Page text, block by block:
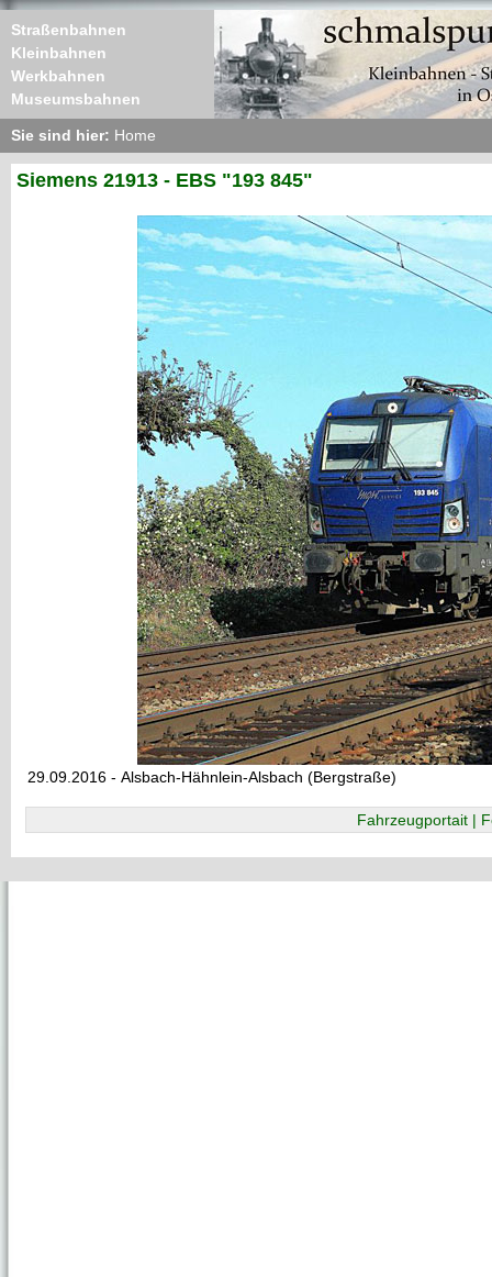
Straßenbahnen
Kleinbahnen
Werkbahnen
Museumsbahnen
Sie sind hier: Home
Siemens 21913 - EBS "193 845"
29.09.2016 - Alsbach-Hähnlein-Alsbach (Bergstraße)
Fahrzeugportait |